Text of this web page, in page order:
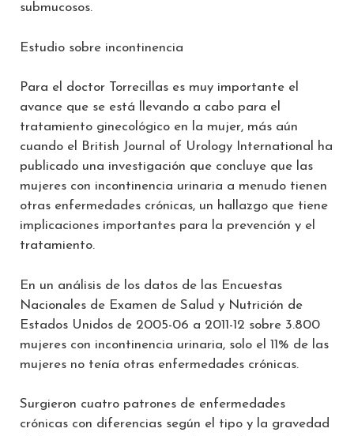
submucosos.
Estudio sobre incontinencia
Para el doctor Torrecillas es muy importante el
avance que se está llevando a cabo para el
tratamiento ginecológico en la mujer, más aún
cuando el British Journal of Urology International ha
publicado una investigación que concluye que las
mujeres con incontinencia urinaria a menudo tienen
otras enfermedades crónicas, un hallazgo que tiene
implicaciones importantes para la prevención y el
tratamiento.
En un análisis de los datos de las Encuestas
Nacionales de Examen de Salud y Nutrición de
Estados Unidos de 2005-06 a 2011-12 sobre 3.800
mujeres con incontinencia urinaria, solo el 11% de las
mujeres no tenía otras enfermedades crónicas.
Surgieron cuatro patrones de enfermedades
crónicas con diferencias según el tipo y la gravedad